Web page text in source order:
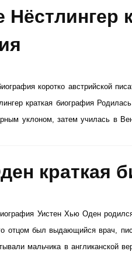
Нёстлингер
коротко австрийской
краткая биография
уклоном, затем училась в
краткая
Уистен Хью Оден
отцом был выдающийся врач,
мальчика в англиканской